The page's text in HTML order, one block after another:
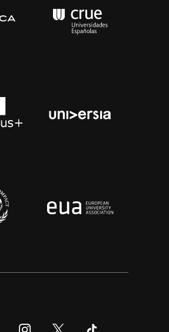
SíguenosSíguenos Síguenos